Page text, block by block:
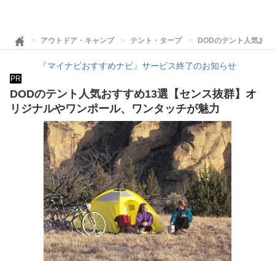
アウトドア・キャンプ テント・タープ DODのテント人気お
『マイナビおすすめナビ』サービス終了のお知らせ
PR
DODのテント人気おすすめ13選【センス抜群】オ
リジナルやワンポール、ワンタッチが魅力